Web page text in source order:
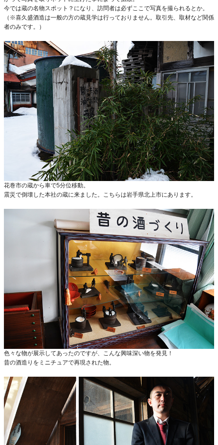
今では蔵の名物スポット？になり、訪問者は必ずここで写真を撮られるとか。
（※喜久盛酒造は一般の方の蔵見学は行っておりません。取引先、取材など関係
者のみです。）
花巻市の蔵から車で5分位移動。
震災で倒壊した本社の蔵に来ました。こちらは岩手県北上市にあります。
色々な物が展示してあったのですが、こんな興味深い物を発見！
昔の酒造りをミニチュアで再現された物。